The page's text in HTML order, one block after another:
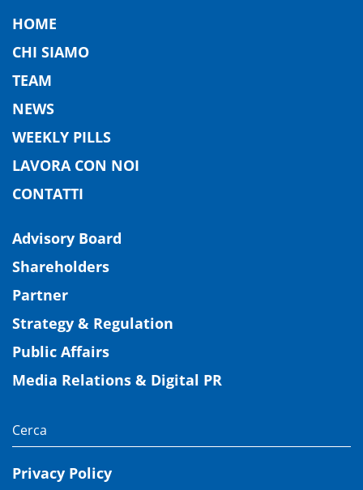
HOME
CHI SIAMO
TEAM
NEWS
WEEKLY PILLS
LAVORA CON NOI
CONTATTI
Advisory Board
Shareholders
Partner
Strategy & Regulation
Public Affairs
Media Relations & Digital PR
Privacy Policy